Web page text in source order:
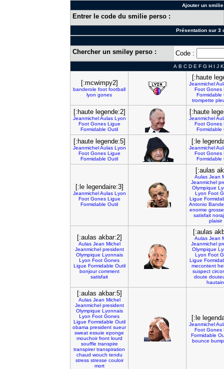
Ajouter un
Entrer le code du smilie perso :
Présentation sur 3
Chercher un smiley perso : Code :
A B C D E F G H I J K
[:mcwimpy2]
banderole foot football
lyon gones
[:haute
Jeanmichel
Foot Gones
Formidable
trompette
[:haute legende:2]
Jeanmichel Aulas Lyon
Foot Gones Ligue
Formidable Outil
[:haute
Jeanmichel
Foot Gones
Formidable
[:haute legende:5]
Jeanmichel Aulas Lyon
Foot Gones Ligue
Formidable Outil
[:le
Jeanmichel
Foot Gones
Formidable
[:le legendaire:3]
Jeanmichel Aulas Lyon
Foot Gones Ligue
Formidable Outil
[:aulas
Aulas Jean
Jeanmichel
Olympique
Lyon Foot
Ligue
Antonio
enorme grosse
satisfait noraj
plaisir
[:aulas akbar:2]
Aulas Jean Michel
Jeanmichel president
Olympique Lyonnais
Lyon Foot Gones
Ligue Formidable Outil
bonjour comment
satisfait
[:aulas
Aulas Jean
Jeanmichel
Olympique
Lyon Foot
Ligue
mecontent
suspect
doute
hautain
[:aulas akbar:5]
Aulas Jean Michel
Jeanmichel president
Olympique Lyonnais
Lyon Foot Gones
Ligue Formidable Outil
obama president sueur
sweat essuie eponge
mouchoir front lourd
souffle transpire
transpirer transpiration
chaud wouch tendu
stress stresse couloir
mort
[:le
Jeanmichel
Foot Gones
Formidable
bounce bump